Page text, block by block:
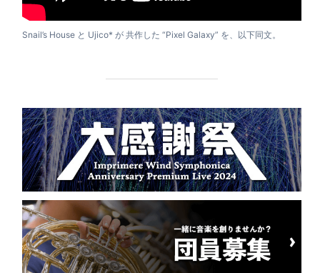
Snail’s House と Ujico* が 共作した “Pixel Galaxy” を、以下同文。